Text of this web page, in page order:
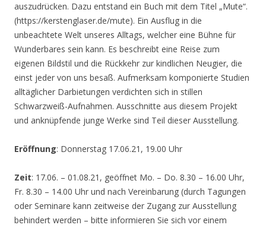
auszudrücken. Dazu entstand ein Buch mit dem Titel „Mute“.
(https://kerstenglaser.de/mute). Ein Ausflug in die
unbeachtete Welt unseres Alltags, welcher eine Bühne für
Wunderbares sein kann. Es beschreibt eine Reise zum
eigenen Bildstil und die Rückkehr zur kindlichen Neugier, die
einst jeder von uns besaß. Aufmerksam komponierte Studien
alltäglicher Darbietungen verdichten sich in stillen
Schwarzweiß-Aufnahmen. Ausschnitte aus diesem Projekt
und anknüpfende junge Werke sind Teil dieser Ausstellung.
Eröffnung: Donnerstag 17.06.21, 19.00 Uhr
Zeit: 17.06. – 01.08.21, geöffnet Mo. – Do. 8.30 – 16.00 Uhr,
Fr. 8.30 – 14.00 Uhr und nach Vereinbarung (durch Tagungen
oder Seminare kann zeitweise der Zugang zur Ausstellung
behindert werden – bitte informieren Sie sich vor einem